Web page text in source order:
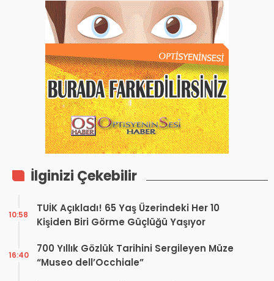
İlginizi Çekebilir
TUİK Açıkladı! 65 Yaş Üzerindeki Her 10
Kişiden Biri Görme Güçlüğü Yaşıyor
10:58
700 Yıllık Gözlük Tarihini Sergileyen Müze
“Museo dell’Occhiale”
16:40